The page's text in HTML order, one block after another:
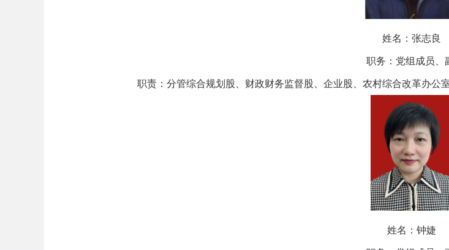
姓名：张志良
职务：党组成员、
职责： 分管综合规划股、财政财务监督股、企业股、农村综合改革办公
姓名： 钟婕